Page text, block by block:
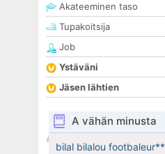
Akateeminen taso
Tupakoitsija
Job
Ystäväni
Jäsen lähtien
A vähän minusta
bilal bilalou footbaleur**